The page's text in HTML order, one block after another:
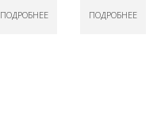
ПОДРОБНЕЕ ПОДРОБНЕЕ